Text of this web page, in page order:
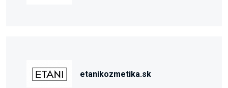
etanikozmetika.sk